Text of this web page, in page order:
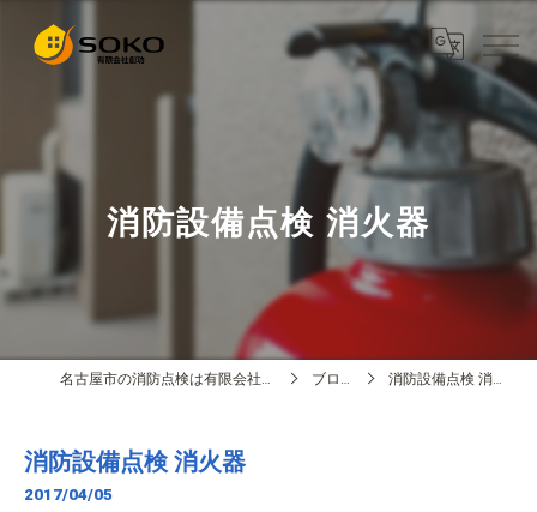
消防設備点検 消火器
名古屋市の消防点検は有限会社創功 ブログ 消防設備点検 消火器
消防設備点検 消火器
2017/04/05